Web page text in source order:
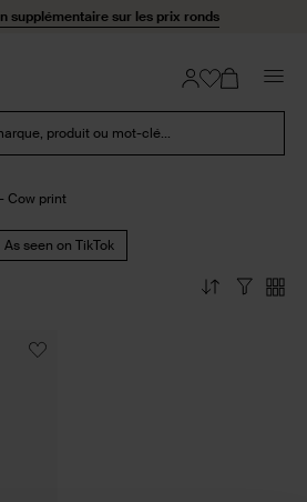
supplémentaire sur les prix ronds
produit ou mot-clé...
Cow print
As seen on TikTok